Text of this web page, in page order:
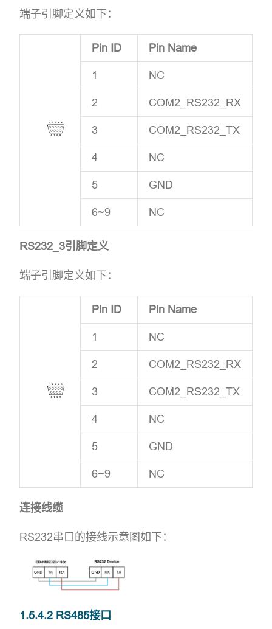
端子引脚定义如下：
Pin ID Pin Name
1 NC
2 COM2_RS232_RX
3 COM2_RS232_TX
4 NC
5 GND
6~9 NC
RS232_3引脚定义
端子引脚定义如下：
Pin ID Pin Name
1 NC
2 COM2_RS232_RX
3 COM2_RS232_TX
4 NC
5 GND
6~9 NC
连接线缆
RS232串口的接线示意图如下：
1.5.4.2 RS485接口